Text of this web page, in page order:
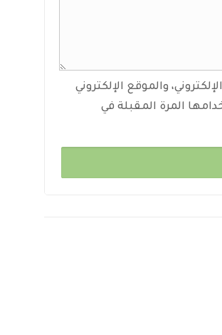
والموقع الإلكتروني
المرة المقبلة في